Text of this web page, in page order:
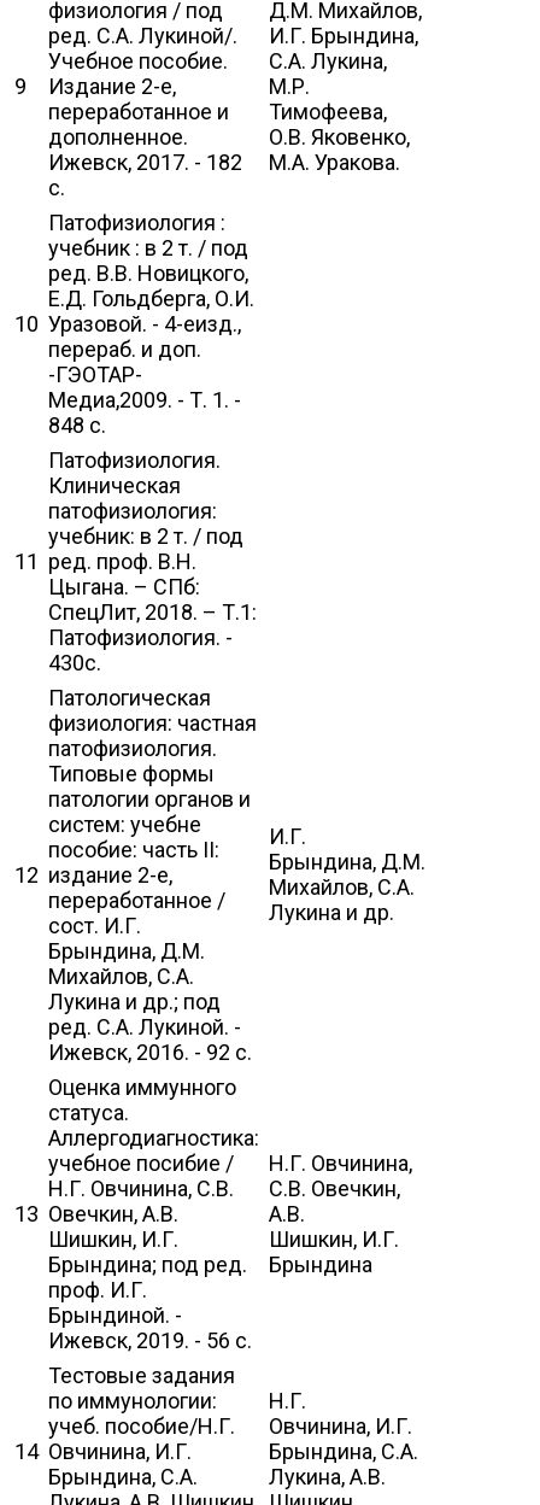
9
физиология / под
ред. С.А. Лукиной/.
Учебное пособие.
Издание 2-е,
переработанное и
дополненное.
Ижевск, 2017. - 182
с.
Д.М. Михайлов,
И.Г. Брындина,
С.А. Лукина,
М.Р.
Тимофеева,
О.В. Яковенко,
М.А. Уракова.
10
Патофизиология :
учебник : в 2 т. / под
ред. В.В. Новицкого,
Е.Д. Гольдберга, О.И.
Уразовой. - 4-еизд.,
перераб. и доп.
-ГЭОТАР-
Медиа,2009. - Т. 1. -
848 с.
11
Патофизиология.
Клиническая
патофизиология:
учебник: в 2 т. / под
ред. проф. В.Н.
Цыгана. – СПб:
СпецЛит, 2018. – Т.1:
Патофизиология. -
430с.
12
Патологическая
физиология: частная
патофизиология.
Типовые формы
патологии органов и
систем: учебне
пособие: часть II:
издание 2-е,
переработанное /
сост. И.Г.
Брындина, Д.М.
Михайлов, С.А.
Лукина и др.; под
ред. С.А. Лукиной. -
Ижевск, 2016. - 92 с.
И.Г.
Брындина, Д.М.
Михайлов, С.А.
Лукина и др.
13
Оценка иммунного
статуса.
Аллергодиагностика:
учебное посибие /
Н.Г. Овчинина, С.В.
Овечкин, А.В.
Шишкин, И.Г.
Брындина; под ред.
проф. И.Г.
Брындиной. -
Ижевск, 2019. - 56 с.
Н.Г. Овчинина,
С.В. Овечкин,
А.В.
Шишкин, И.Г.
Брындина
14
Тестовые задания
по иммунологии:
учеб. пособие/Н.Г.
Овчинина, И.Г.
Брындина, С.А.
Н.Г.
Овчинина, И.Г.
Брындина, С.А.
Лукина, А.В.